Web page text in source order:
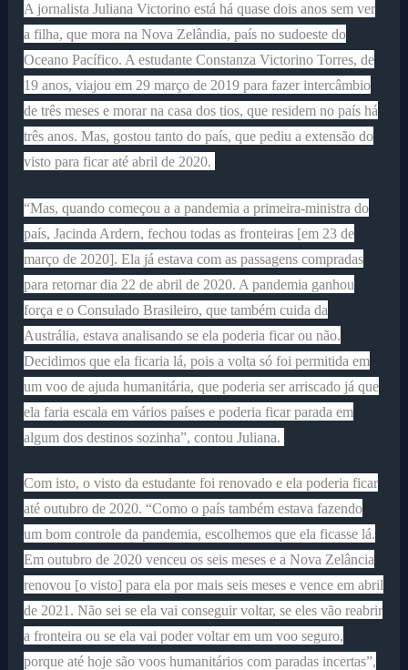
A jornalista Juliana Victorino está há quase dois anos sem ver
a filha, que mora na Nova Zelândia, país no sudoeste do
Oceano Pacífico. A estudante Constanza Victorino Torres, de
19 anos, viajou em 29 março de 2019 para fazer intercâmbio
de três meses e morar na casa dos tios, que residem no país há
três anos. Mas, gostou tanto do país, que pediu a extensão do
visto para ficar até abril de 2020.
“Mas, quando começou a a pandemia a primeira-ministra do
país, Jacinda Ardern, fechou todas as fronteiras [em 23 de
março de 2020]. Ela já estava com as passagens compradas
para retornar dia 22 de abril de 2020. A pandemia ganhou
força e o Consulado Brasileiro, que também cuida da
Austrália, estava analisando se ela poderia ficar ou não.
Decidimos que ela ficaria lá, pois a volta só foi permitida em
um voo de ajuda humanitária, que poderia ser arriscado já que
ela faria escala em vários países e poderia ficar parada em
algum dos destinos sozinha”, contou Juliana.
Com isto, o visto da estudante foi renovado e ela poderia ficar
até outubro de 2020. “Como o país também estava fazendo
um bom controle da pandemia, escolhemos que ela ficasse lá.
Em outubro de 2020 venceu os seis meses e a Nova Zelância
renovou [o visto] para ela por mais seis meses e vence em abril
de 2021. Não sei se ela vai conseguir voltar, se eles vão reabrir
a fronteira ou se ela vai poder voltar em um voo seguro,
porque até hoje são voos humanitários com paradas incertas”,